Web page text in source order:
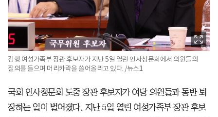
김행 여성가족부 장관 후보자가 지난 5일 열린 인사청문회에서 의원들의
질의를 들으며 머리카락을 쓸어올리고 있다. /뉴스1
국회 인사청문회 도중 장관 후보자가 여당 의원들과 동반 퇴
장하는 일이 벌어졌다. 지난 5일 열린 여성가족부 장관 후보